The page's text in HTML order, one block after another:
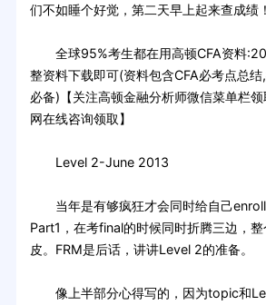
们不如睡个好觉，第二天早上起来查成绩！
全球95%考生都在用高顿CFA资料
整资料下载即可(资料包含CFA必考点总
必备)【关注高顿金融分析师微信菜单栏
网在线咨询领取】
Level 2-June 2013
当年是有够疯狂才会同时给自己enroll
Part1，在考final的时候同时折腾三边，
皮。FRM是后话，讲讲Level 2的准备。
像上半部分心得写的，因为topic和